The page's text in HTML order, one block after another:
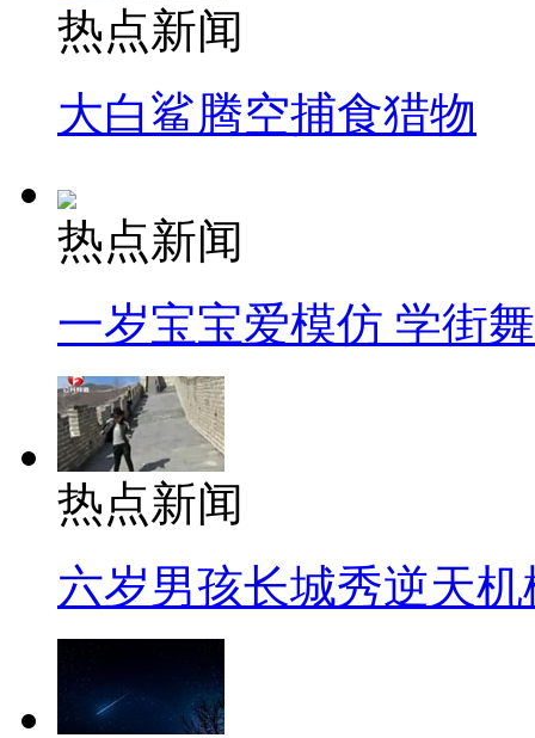
热点新闻
大白鲨腾空捕食猎物
热点新闻
一岁宝宝爱模仿 学街
热点新闻
六岁男孩长城秀逆天机